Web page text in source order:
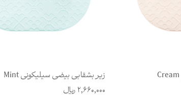
زیر بشقابی بیضی سیلیکونی Barberry
2,660,000ریال